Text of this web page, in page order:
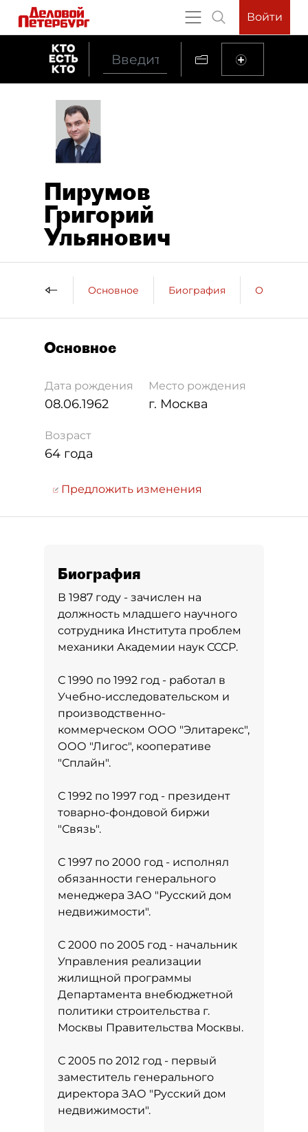
Войти
Пирумов
Григорий
Ульянович
Основное Биография
Основное
Дата рождения
08.06.1962
Место рождения
г. Москва
Возраст
64 года
Предложить изменения
Биография
В 1987 году - зачислен на
должность младшего научного
сотрудника Института проблем
механики Академии наук СССР.
С 1990 по 1992 год - работал в
Учебно-исследовательском и
производственно-
коммерческом ООО "Элитарекс",
ООО "Лигос", кооперативе
"Сплайн".
С 1992 по 1997 год - президент
товарно-фондовой биржи
"Связь".
С 1997 по 2000 год - исполнял
обязанности генерального
менеджера ЗАО "Русский дом
недвижимости".
С 2000 по 2005 год - начальник
Управления реализации
жилищной программы
Департамента внебюджетной
политики строительства г.
Москвы Правительства Москвы.
С 2005 по 2012 год - первый
заместитель генерального
директора ЗАО "Русский дом
недвижимости".